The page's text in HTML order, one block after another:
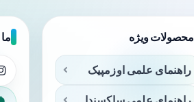
محصولات ویژه
راهنمای علمی اوزمپیک